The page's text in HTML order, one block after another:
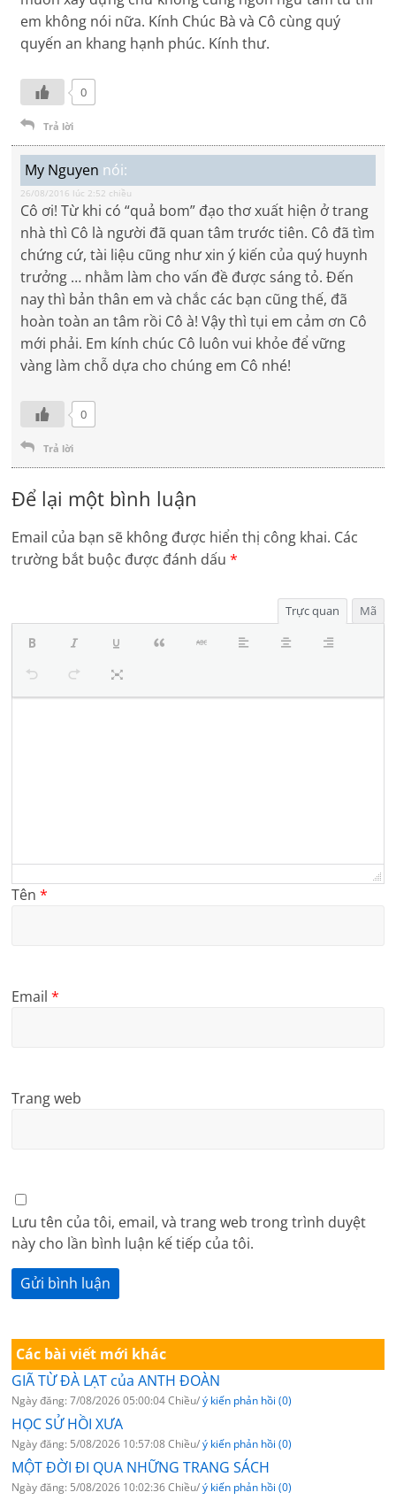
em không nói nữa. Kính Chúc Bà và Cô cùng quý
quyến an khang hạnh phúc. Kính thư.
0
Trả lời
My Nguyen nói:
26/08/2016 lúc 2:52 chiều
Cô ơi! Từ khi có “quả bom” đạo thơ xuất hiện ở trang
nhà thì Cô là người đã quan tâm trước tiên. Cô đã tìm
chứng cứ, tài liệu cũng như xin ý kiến của quý huynh
trưởng … nhằm làm cho vấn đề được sáng tỏ. Đến
nay thì bản thân em và chắc các bạn cũng thế, đã
hoàn toàn an tâm rồi Cô à! Vậy thì tụi em cảm ơn Cô
mới phải. Em kính chúc Cô luôn vui khỏe để vững
vàng làm chỗ dựa cho chúng em Cô nhé!
0
Trả lời
Để lại một bình luận
Email của bạn sẽ không được hiển thị công khai. Các
trường bắt buộc được đánh dấu*
Trực quan Mã
Tên*
Email*
Trang web
Lưu tên của tôi, email, và trang web trong trình duyệt
này cho lần bình luận kế tiếp của tôi.
Các bài viết mới khác
GIÃ TỪ ĐÀ LẠT của ANTH ĐOÀN
Ngày đăng: 7/08/2026 05:00:04 Chiều/ý kiến phản hồi (0)
HỌC SỬ HỒI XƯA
Ngày đăng: 5/08/2026 10:57:08 Chiều/ý kiến phản hồi (0)
MỘT ĐỜI ĐI QUA NHỮNG TRANG SÁCH
Ngày đăng: 5/08/2026 10:02:36 Chiều/ý kiến phản hồi (0)